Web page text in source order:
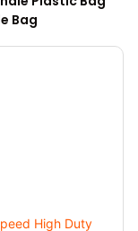
Bag